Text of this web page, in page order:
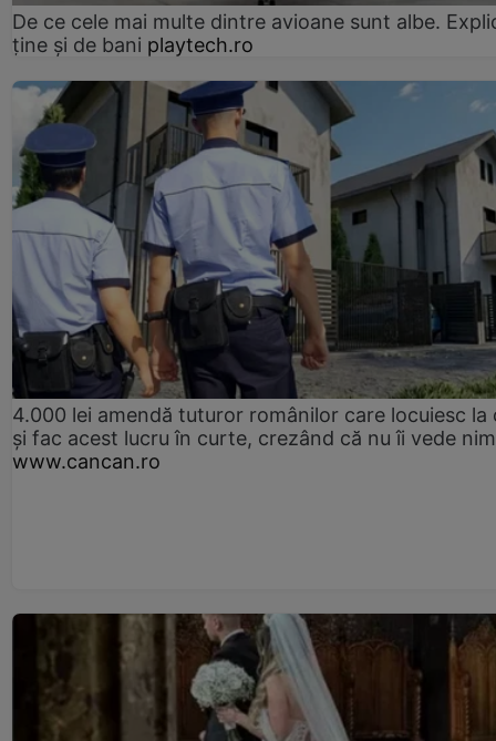
De ce cele mai multe dintre avioane sunt albe.
ține și de bani playtech.ro
4.000 lei amendă tuturor românilor care locuiesc la
și fac acest lucru în curte, crezând că nu îi vede
www.cancan.ro